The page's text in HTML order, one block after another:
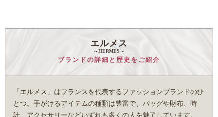
エルメス
～HERMES～
ブランドの詳細と歴史をご紹介
「エルメス」はフランスを代表するファッションブランドのひ
とつ。手がけるアイテムの種類は豊富で、バッグや財布、時
計、アクセサリーなどいずれも多くの人を魅了しています。